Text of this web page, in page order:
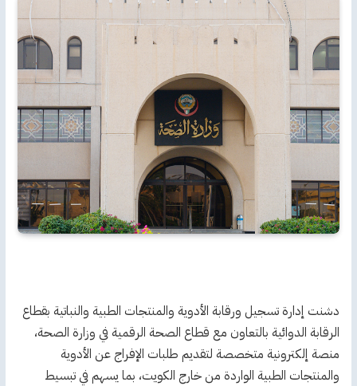
دشنت إدارة تسجيل ورقابة الأدوية والمنتجات الطبية والنباتية بقطاع
الرقابة الدوائية بالتعاون مع قطاع الصحة الرقمية في وزارة الصحة،
منصة إلكترونية متخصصة لتقديم طلبات الإفراج عن الأدوية
والمنتجات الطبية الواردة من خارج الكويت، بما يسهم في تبسيط